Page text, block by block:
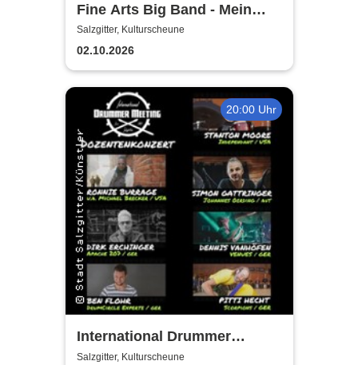
Fine Arts Big Band - Mein
amerikanischer Traum - True
Stories
Salzgitter, Kulturscheune
02.10.2026
20:00 Uhr
International Drummer
Meeting Konzert |
Salzgitter, Kulturscheune